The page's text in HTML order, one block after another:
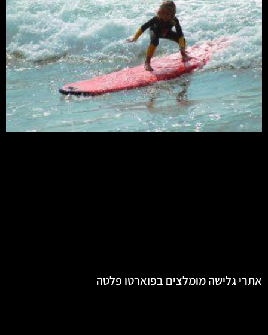
אתרי גלישה מומלצים בפוארטו פלטה